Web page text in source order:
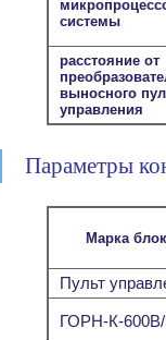
системы
расстояние от
выносного
управления
Параметры
Марка
Пульт
ГОРН-К-